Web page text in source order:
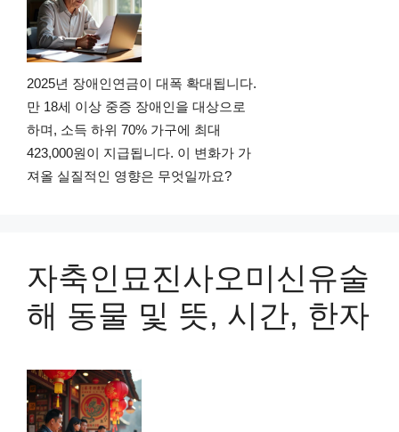
2025년 장애인연금이 대폭 확대됩니다.
만 18세 이상 중증 장애인을 대상으로
하며, 소득 하위 70% 가구에 최대
423,000원이 지급됩니다. 이 변화가 가
져올 실질적인 영향은 무엇일까요?
자축인묘진사오미신유술
해 동물 및 뜻, 시간, 한자